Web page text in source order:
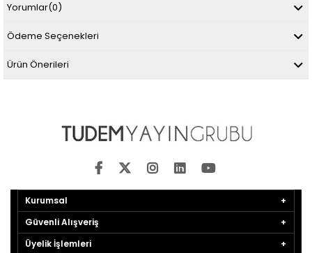
Yorumlar(0)
Ödeme Seçenekleri
Ürün Önerileri
Kurumsal
Güvenli Alışveriş
Üyelik İşlemleri